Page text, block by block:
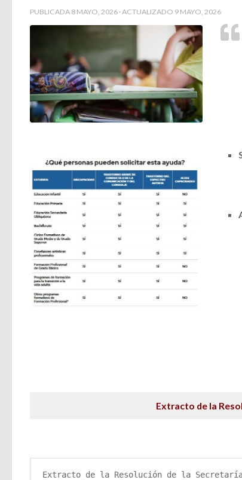
PUBLICADA 8 MAYO, 2026 · ACTUALIZADO 9 MAYO, 2026
Extracto de la
Extracto de la Resolución de la